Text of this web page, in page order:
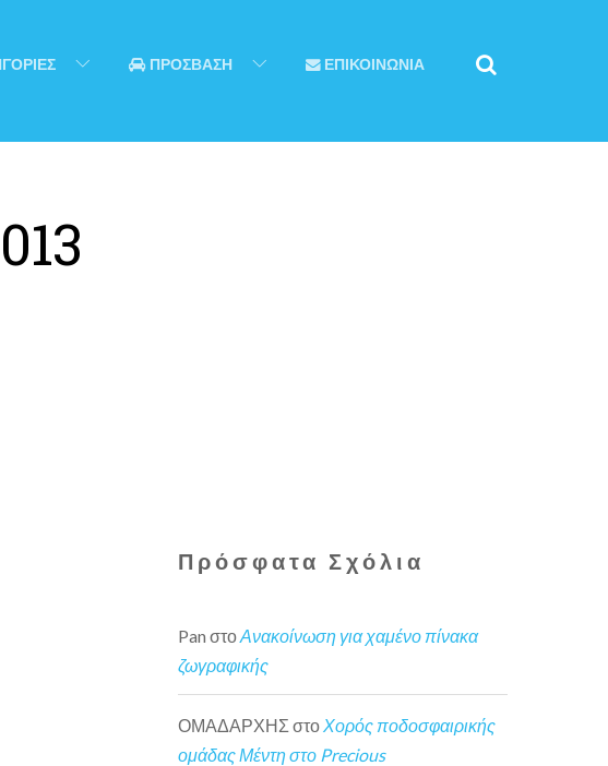
ΠΡΟΣΒΑΣΗ ΕΠΙΚΟΙΝΩΝΙΑ
Πρόσφατα Σχόλια
Pan στοΑνακοίνωση για χαμένο πίνακα
ζωγραφικής
ΟΜΑΔΑΡΧΗΣ στο Χορός ποδοσφαιρικής
ομάδας Μέντη στο Precious